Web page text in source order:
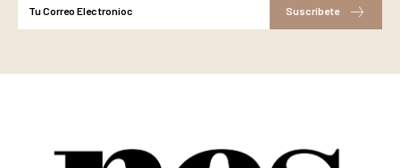
Suscríbete